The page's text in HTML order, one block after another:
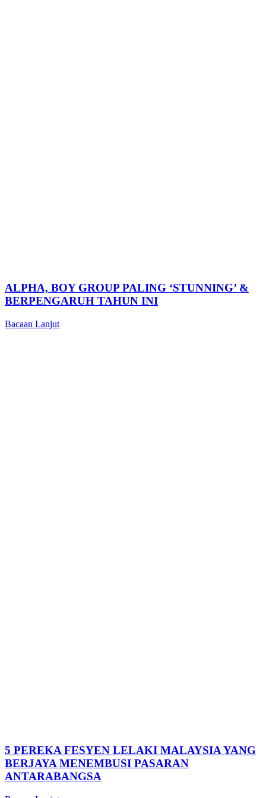
ALPHA, BOY GROUP PALING ‘STUNNING’ &
BERPENGARUH TAHUN INI
Bacaan Lanjut
5 PEREKA FESYEN LELAKI MALAYSIA YANG
BERJAYA MENEMBUSI PASARAN
ANTARABANGSA